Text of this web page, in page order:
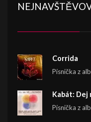
Corrida
Písnička z
Kabát: Dej
Písnička z